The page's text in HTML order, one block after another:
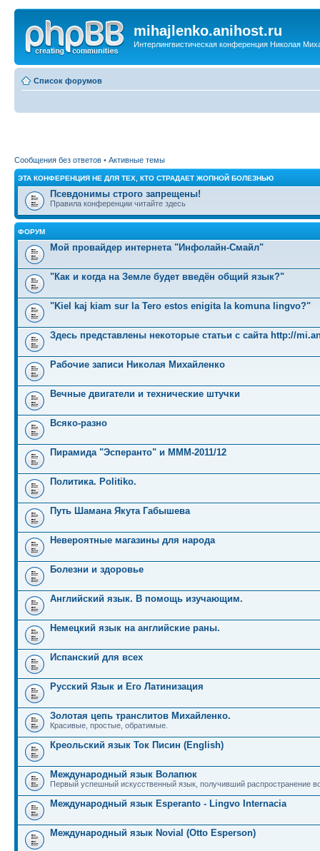
mihajlenko.anihost.ru
Интерлингвистическая конференция Николая
Список форумов
Сообщения без ответов • Активные темы
ЭТА КОНФЕРЕНЦИЯ НЕ ДЛЯ ТЕХ, КТО СТРАДАЕТ ЖОПНОЙ БОЛЕЗНЬЮ
Псевдонимы строго запрещены!
Правила конференции читайте здесь
ФОРУМ
Мой провайдер интернета "Инфолайн-Смайл"
"Как и когда на Земле будет введён общий язык?"
"Kiel kaj kiam sur la Tero estos enigita la komuna lingvo?"
Здесь представлены некоторые статьи с сайта http://
Рабочие записи Николая Михайленко
Вечные двигатели и технические штучки
Всяко-разно
Пирамида "Эсперанто" и MMM-2011/12
Политика. Politiko.
Путь Шамана Якута Габышева
Невероятные магазины для народа
Болезни и здоровье
Английский язык. В помощь изучающим.
Немецкий язык на английские раны.
Испанский для всех
Русский Язык и Его Латинизация
Золотая цепь транслитов Михайленко.
Красивые, простые, обратимые.
Креольский язык Ток Писин (English)
Международный язык Волапюк
Первый успешный искусственный язык, получивший распространение
Международный язык Esperanto - Lingvo Internacia
Международный язык Novial (Otto Esperson)